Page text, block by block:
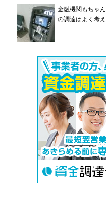
金融機関もちゃ
の調達はよく考